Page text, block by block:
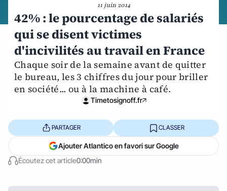
11 juin 2014
42% : le pourcentage de salariés
qui se disent victimes
d'incivilités au travail en France
Chaque soir de la semaine avant de quitter
le bureau, les 3 chiffres du jour pour briller
en société... ou à la machine à café.
Timetosignoff.fr
Écoutez cet article0:00min
PARTAGER CLASSER
Ajouter Atlantico en favori sur Google